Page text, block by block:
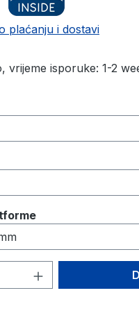
plaćanju i dostavi
vrijeme isporuke: 1-2
proizvoda: